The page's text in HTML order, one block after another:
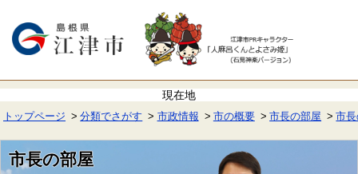
で
ば
本トップページ 分類でさがす 市政情報 市の概要 市長の部屋 市
市長の部屋